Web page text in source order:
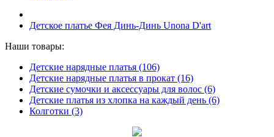
Детское платье Фея Динь-Динь Unona D'art
Наши товары:
Детские нарядные платья (106)
Детские нарядные платья в прокат (16)
Детские сумочки и аксессуары для волос (6)
Детские платья из хлопка на каждый день (6)
Колготки (3)